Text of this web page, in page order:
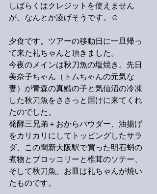
しばらくはクレジットを使えません
が、なんとか凌げそうです。☺️
夕食です。ツアーの移動日に一旦帰っ
て来た礼ちゃんと頂きました。
今夜のメインは秋刀魚の塩焼き。先日
美奈子ちゃん（トムちゃんの元気な
妻）が青森の真鱈の子と気仙沼の冷凍
した秋刀魚をささっと届けに来てくれ
たのでした。
発酵三兄弟＋おからパウダー、油揚げ
をカリカリにしてトッピングしたサラ
ダ、この間新大阪駅で買った明石蛸の
煮物とブロッコリーと椎茸のソテー、
そして秋刀魚。お皿は礼ちゃんが焼い
たものです。